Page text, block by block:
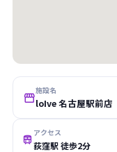
施設名
loIve 名古屋駅前店
 アクセス
荻窪駅 徒歩2分